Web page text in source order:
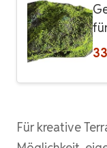
Für kreative